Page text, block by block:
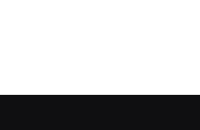
තද වැසි-සුළං